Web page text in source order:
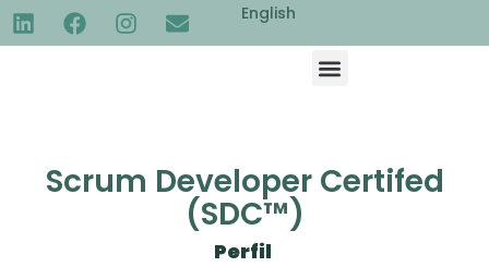
English
Scrum Developer Certifed
(SDC™)
Perfil